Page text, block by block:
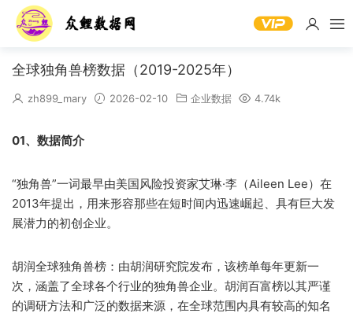
全球独角兽榜数据（2019-2025年）
zh899_mary 2026-02-10 企业数据 4.74k
01、数据简介
“独角兽”一词最早由美国风险投资家艾琳·李（Aileen Lee）在
2013年提出，用来形容那些在短时间内迅速崛起、具有巨大发
展潜力的初创企业。
胡润全球独角兽榜：由胡润研究院发布，该榜单每年更新一
次，涵盖了全球各个行业的独角兽企业。胡润百富榜以其严谨
的调研方法和广泛的数据来源，在全球范围内具有较高的知名